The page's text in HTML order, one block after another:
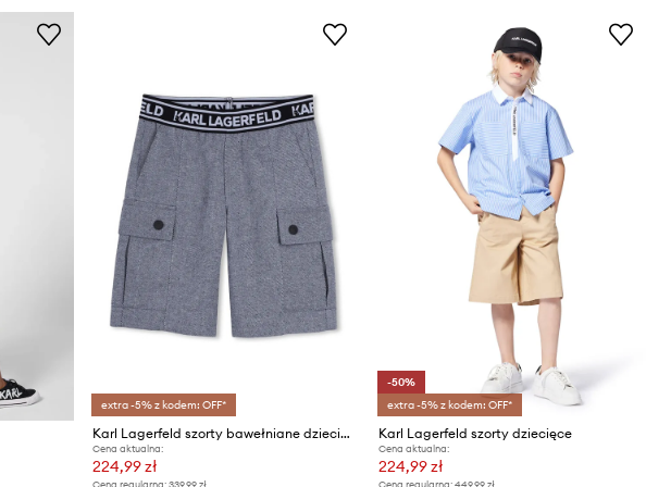
extra -5% z kodem: OFF*
Karl Lagerfeld szorty bawełniane dziecięce
Cena aktualna:
224,99 zł
-50%
extra -5% z kodem: OFF*
Karl Lagerfeld szorty dziecięce
Cena aktualna:
224,99 zł